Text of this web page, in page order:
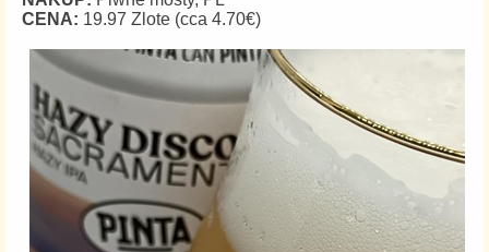
CENA: 19.97 Zlote (cca 4.70€)